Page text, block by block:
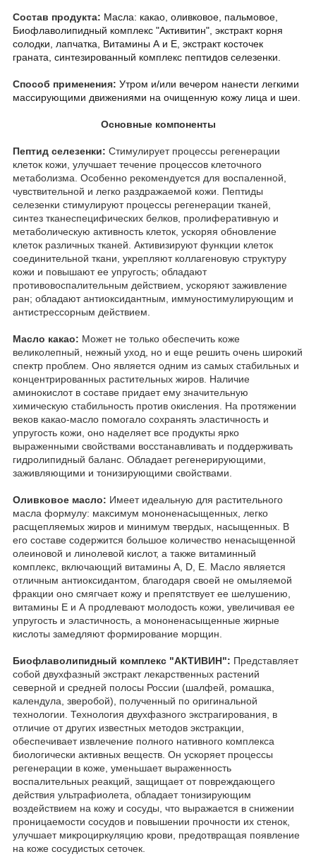
Состав продукта: Масла: какао, оливковое, пальмовое,
Биофлаволипидный комплекс "Активитин", экстракт корня
солодки, лапчатка, Витамины А и Е, экстракт косточек
граната, синтезированный комплекс пептидов селезенки.
Способ применения: Утром и/или вечером нанести легкими
массирующими движениями на очищенную кожу лица и шеи.
Основные компоненты
Пептид селезенки: Cтимулирует процессы регенерации
клеток кожи, улучшает течение процессов клеточного
метаболизма. Особенно рекомендуется для воспаленной,
чувствительной и легко раздражаемой кожи. Пептиды
селезенки стимулируют процессы регенерации тканей,
синтез тканеспецифических белков, пролиферативную и
метаболическую активность клеток, ускоряя обновление
клеток различных тканей. Активизируют функции клеток
соединительной ткани, укрепляют коллагеновую структуру
кожи и повышают ее упругость; обладают
противовоспалительным действием, ускоряют заживление
ран; обладают антиоксидантным, иммуностимулирующим и
антистрессорным действием.
Масло какао: Может не только обеспечить коже
великолепный, нежный уход, но и еще решить очень широкий
спектр проблем. Оно является одним из самых стабильных и
концентрированных растительных жиров. Наличие
аминокислот в составе придает ему значительную
химическую стабильность против окисления. На протяжении
веков какао-масло помогало сохранять эластичность и
упругость кожи, оно наделяет все продукты ярко
выраженными свойствами восстанавливать и поддерживать
гидролипидный баланс. Обладает регенерирующими,
заживляющими и тонизирующими свойствами.
Оливковое масло: Имеет идеальную для растительного
масла формулу: максимум мононенасыщенных, легко
расщепляемых жиров и минимум твердых, насыщенных. В
его составе содержится большое количество ненасыщенной
олеиновой и линолевой кислот, а также витаминный
комплекс, включающий витамины А, D, E. Масло является
отличным антиоксидантом, благодаря своей не омыляемой
фракции оно смягчает кожу и препятствует ее шелушению,
витамины Е и А продлевают молодость кожи, увеличивая ее
упругость и эластичность, а мононенасыщенные жирные
кислоты замедляют формирование морщин.
Биофлаволипидный комплекс "АКТИВИН": Представляет
собой двухфазный экстракт лекарственных растений
северной и средней полосы России (шалфей, ромашка,
календула, зверобой), полученный по оригинальной
технологии. Технология двухфазного экстрагирования, в
отличие от других известных методов экстракции,
обеспечивает извлечение полного нативного комплекса
биологически активных веществ. Он ускоряет процессы
регенерации в коже, уменьшает выраженность
воспалительных реакций, защищает от повреждающего
действия ультрафиолета, обладает тонизирующим
воздействием на кожу и сосуды, что выражается в снижении
проницаемости сосудов и повышении прочности их стенок,
улучшает микроциркуляцию крови, предотвращая появление
на коже сосудистых сеточек.